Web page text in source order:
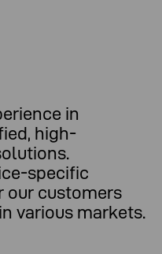
in
high-
specific
our customers
various markets.